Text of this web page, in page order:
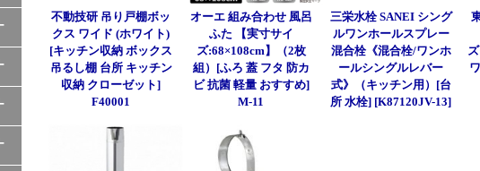
不動技研 吊り戸棚ボッ
クス ワイド (ホワイト)
[キッチン収納 ボックス
吊るし棚 台所 キッチン
収納 クローゼット]
F40001
オーエ 組み合わせ 風呂
ふた 【実寸サイ
ズ:68×108cm】（2枚
組）[ふろ 蓋 フタ 防カ
ビ 抗菌 軽量 おすすめ]
M-11
三栄水栓 SANEI シング
ルワンホールスプレー
混合栓《混合栓/ワンホ
ールシングルレバー
式》（キッチン用）[台
所 水栓] [K87120JV-13]